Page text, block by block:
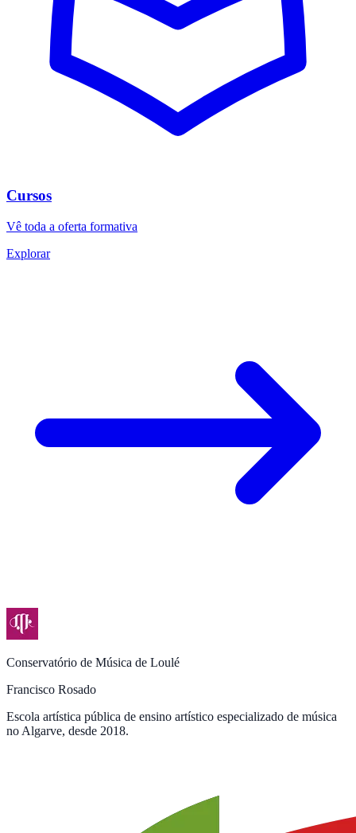
Cursos
Vê toda a oferta formativa
Explorar
Conservatório de Música de Loulé
Francisco Rosado
Escola artística pública de ensino artístico especializado de música
no Algarve, desde 2018.